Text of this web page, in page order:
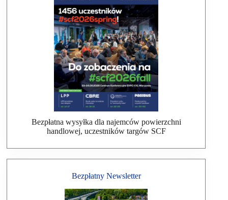
Bezpłatna wysyłka dla najemców powierzchni
handlowej, uczestników targów SCF
Bezpłatny Newsletter